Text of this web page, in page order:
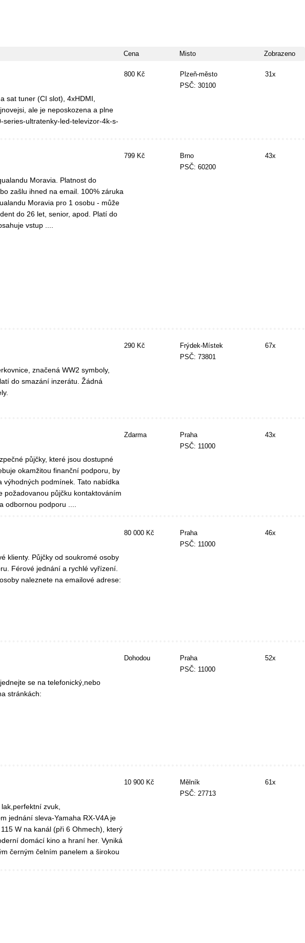
Cena Misto Zobrazeno
sat tuner (CI slot), 4xHDMI,
ale je neposkozena a plne
series-ultratenky-led-televizor-4k-s-
800 Kč
Plzeň-město
PSČ: 30100
31x
Moravia. Platnost do
zašlu ihned na email. 100% záruka
Moravia pro 1 osobu - může
do 26 let, senior, apod. Platí do
vstup ....
799 Kč
Brno
PSČ: 60200
43x
značená WW2 symboly,
do smazání inzerátu. Žádná
290 Kč
Frýdek-Místek
PSČ: 73801
67x
půjčky, které jsou dostupné
okamžitou finanční podporu, by
podmínek. Tato nabídka
požadovanou půjčku kontaktováním
odbornou podporu ....
Zdarma
Praha
PSČ: 11000
43x
klienty. Půjčky od soukromé osoby
Férové ​​jednání a rychlé vyřízení.
naleznete na emailové adrese:
80 000 Kč
Praha
PSČ: 11000
46x
se na telefonický,nebo
stránkách:
Dohodou
Praha
PSČ: 11000
52x
zvuk,
jednání sleva-Yamaha RX-V4A je
W na kanál (při 6 Ohmech), který
domácí kino a hraní her. Vyniká
černým čelním panelem a širokou
10 900 Kč
Mělník
PSČ: 27713
61x